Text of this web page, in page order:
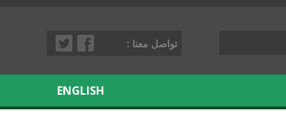
تواصل معنا :
ENGLISH